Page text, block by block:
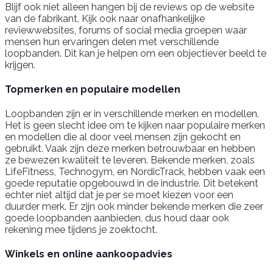
Blijf ook niet alleen hangen bij de reviews op de website
van de fabrikant. Kijk ook naar onafhankelijke
reviewwebsites, forums of social media groepen waar
mensen hun ervaringen delen met verschillende
loopbanden. Dit kan je helpen om een objectiever beeld te
krijgen.
Topmerken en populaire modellen
Loopbanden zijn er in verschillende merken en modellen.
Het is geen slecht idee om te kijken naar populaire merken
en modellen die al door veel mensen zijn gekocht en
gebruikt. Vaak zijn deze merken betrouwbaar en hebben
ze bewezen kwaliteit te leveren. Bekende merken, zoals
LifeFitness, Technogym, en NordicTrack, hebben vaak een
goede reputatie opgebouwd in de industrie. Dit betekent
echter niet altijd dat je per se moet kiezen voor een
duurder merk. Er zijn ook minder bekende merken die zeer
goede loopbanden aanbieden, dus houd daar ook
rekening mee tijdens je zoektocht.
Winkels en online aankoopadvies